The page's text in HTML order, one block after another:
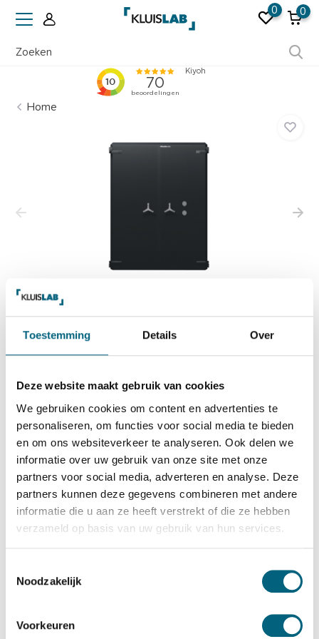
Toestemming Details Over
Deze website maakt gebruik van cookies
We gebruiken cookies om content en advertenties te
personaliseren, om functies voor social media te bieden
en om ons websiteverkeer te analyseren. Ook delen we
informatie over uw gebruik van onze site met onze
partners voor social media, adverteren en analyse. Deze
partners kunnen deze gegevens combineren met andere
informatie die u aan ze heeft verstrekt of die ze hebben
verzameld op basis van uw gebruik van hun services.
Noodzakelijk
Voorkeuren
0 0
Home
Chubbsafes
Chubbsafes Trident G6 1115 EX
37.649,-
Op voorraad: .
Bekijk de reviews
Officieel ECB-S gecertificeerde brand- en inbraakwerende
kluis in de klasse 6 / grade VI / CEN 6 conform EN 1143-1
en klasse 60 paper conform NT Fire 017 (60 minuten
brandwering voor papier). Standaard uitgevoerd met twee
Betrouwbaar & veilig betalen